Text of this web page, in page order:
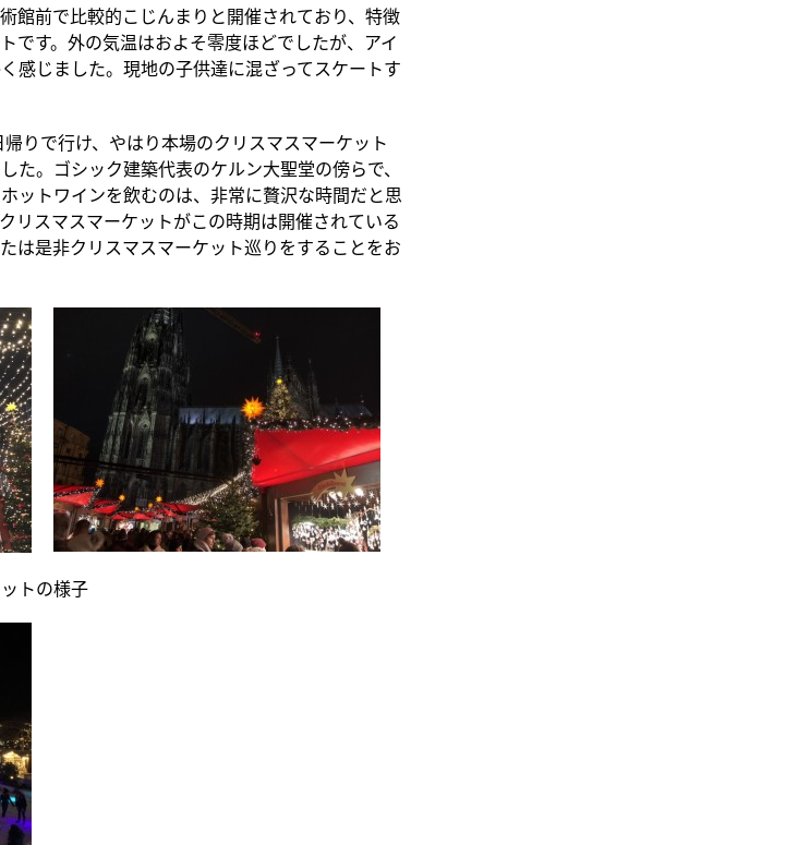
館前で比較的こじんまりと開催されており、特徴
です。外の気温はおよそ零度ほどでしたが、アイ
感じました。現地の子供達に混ざってスケートす
りで行け、やはり本場のクリスマスマーケット
た。ゴシック建築代表のケルン大聖堂の傍らで、
ットワインを飲むのは、非常に贅沢な時間だと思
リスマスマーケットがこの時期は開催されている
は是非クリスマスマーケット巡りをすることをお
トの様子